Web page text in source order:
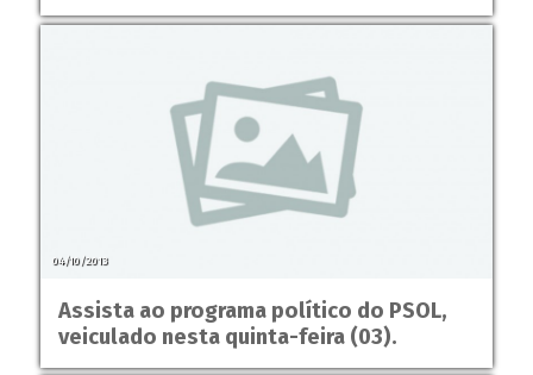
04/10/2013
Assista ao programa político do PSOL,
veiculado nesta quinta-feira (03).